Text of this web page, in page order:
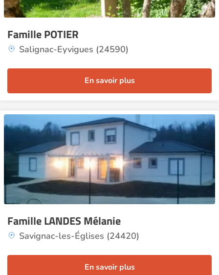
Famille POTIER
Salignac-Eyvigues (24590)
En savoir plus
Famille LANDES Mélanie
Savignac-les-Églises (24420)
En savoir plus